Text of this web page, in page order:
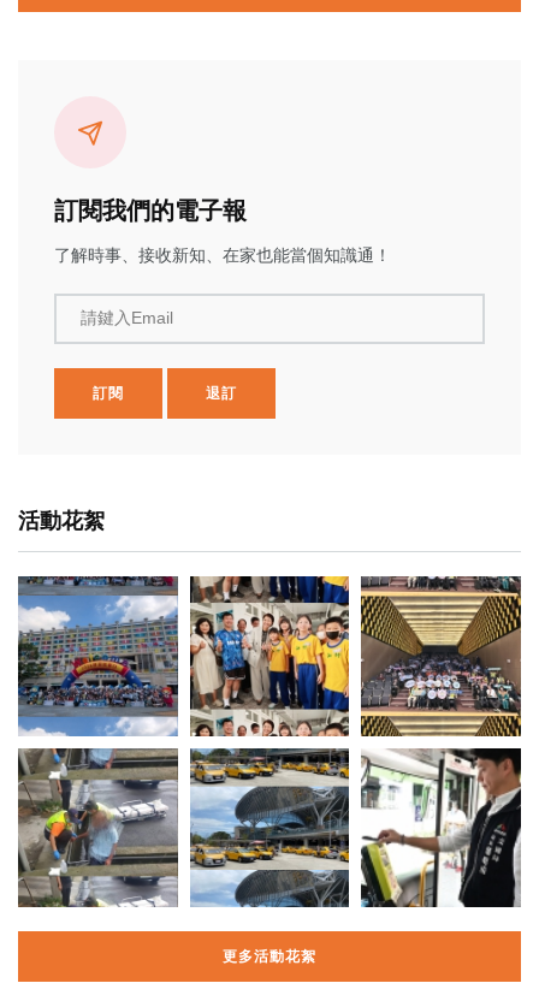
訂閱我們的電子報
了解時事、接收新知、在家也能當個知識通！
請鍵入Email
訂閱 退訂
活動花絮
更多活動花絮